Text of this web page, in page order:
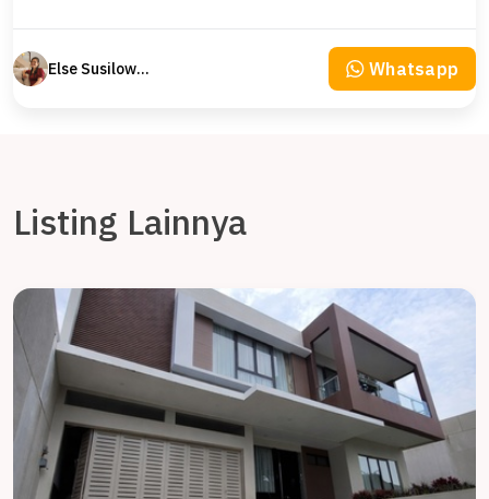
Else Susilowaty Whatsapp
Listing Lainnya